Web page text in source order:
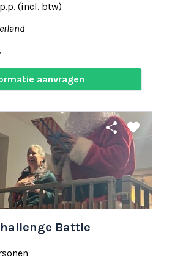
(incl. btw)
aanvragen
share favorite
Battle